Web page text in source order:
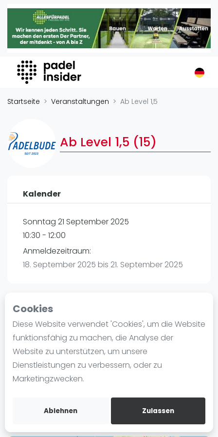
Cookies
Diese Website verwendet 'Cookies', um die Website
funktionsfähig zu machen, die Analyse der
Website zu unterstützen, um unsere
Dienstleistungen zu verbessern, oder zu
Marketingzwecken.
Ablehnen Zulassen
Padel Insider
Home
Organisationen
Buchungssysteme
Padel-Shops
Verschiedenes
International
Ranking
Männer
Frauen
Blog
Die Geschichte von Padel
Regeln und Punktzählung
Padel Schläge
Video
Startseite Veranstaltungen Ab Level 1,5
Ab Level 1,5 (15)
Kalender
Sonntag 21 September 2025
10:30 - 12:00
Anmeldezeitraum:
18. September 2025 bis 21. September 2025
Playtomic
Padelbude | Bremen
Werderstraße 66
28199Bremen
Routebeschrijving